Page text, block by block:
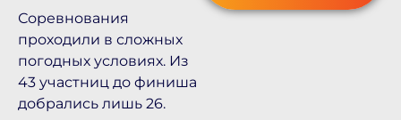
Соревнования
проходили в сложных
погодных условиях. Из
43 участниц до финиша
добрались лишь 26.